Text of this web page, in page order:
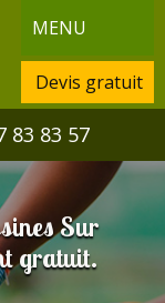
MENU
Devis gratuit
83 83 57
Sur
gratuit.